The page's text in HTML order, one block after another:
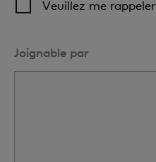
Veuillez me rappeler
Joignable par